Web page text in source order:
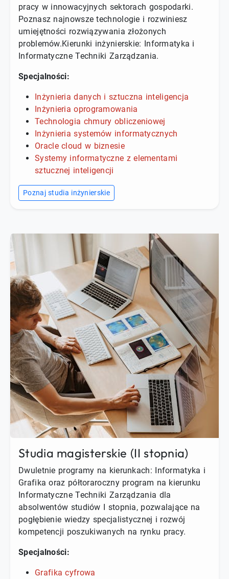
pracy w innowacyjnych sektorach gospodarki.
Poznasz najnowsze technologie i rozwiniesz
umiejętności rozwiązywania złożonych
problemów.Kierunki inżynierskie: Informatyka i
Informatyczne Techniki Zarządzania.
Specjalności:
Inżynieria danych i sztuczna inteligencja
Inżynieria oprogramowania
Technologia chmury obliczeniowej
Inżynieria systemów informatycznych
Oracle cloud w biznesie
Systemy informatyczne z elementami
sztucznej inteligencji
Poznaj studia inżynierskie
Studia magisterskie (II stopnia)
Dwuletnie programy na kierunkach: Informatyka i
Grafika oraz półtoraroczny program na kierunku
Informatyczne Techniki Zarządzania dla
absolwentów studiów I stopnia, pozwalające na
pogłębienie wiedzy specjalistycznej i rozwój
kompetencji poszukiwanych na rynku pracy.
Specjalności:
Grafika cyfrowa